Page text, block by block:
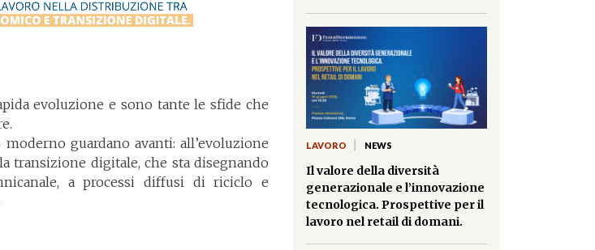
evoluzione e sono tante le sfide che
guardano avanti: all’evoluzione
transizione digitale, che sta disegnando
a processi diffusi di riciclo e
LAVORO NEWS
Il valore della diversità
generazionale e l’innovazione
tecnologica. Prospettive per il
lavoro nel retail di domani.